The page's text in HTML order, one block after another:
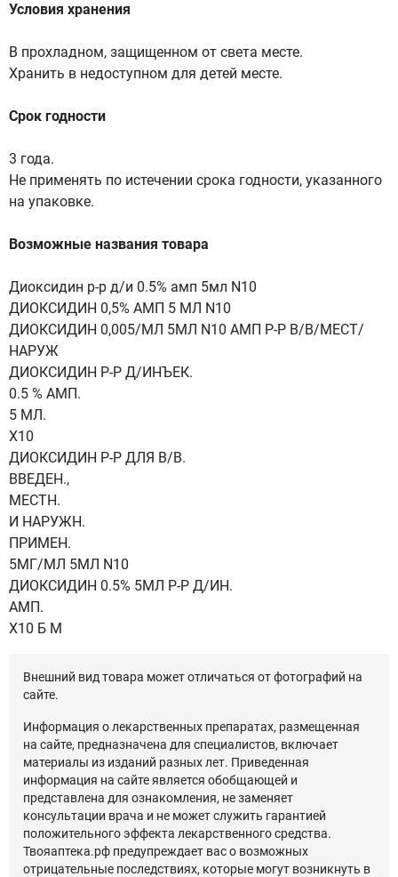
Условия хранения
В прохладном, защищенном от света месте.
Хранить в недоступном для детей месте.
Срок годности
3 года.
Не применять по истечении срока годности, указанного
на упаковке.
Возможные названия товара
Диоксидин р-р д/и 0.5% амп 5мл N10
ДИОКСИДИН 0,5% АМП 5 МЛ N10
ДИОКСИДИН 0,005/МЛ 5МЛ N10 АМП Р-Р В/В/МЕСТ/
НАРУЖ
ДИОКСИДИН Р-Р Д/ИНЪЕК.
0.5 % АМП.
5 МЛ.
Х10
ДИОКСИДИН Р-Р ДЛЯ В/В.
ВВЕДЕН.,
МЕСТН.
И НАРУЖН.
ПРИМЕН.
5МГ/МЛ 5МЛ N10
ДИОКСИДИН 0.5% 5МЛ Р-Р Д/ИН.
АМП.
Х10 Б М
Внешний вид товара может отличаться от фотографий на
сайте.
Информация о лекарственных препаратах, размещенная
на сайте, предназначена для специалистов, включает
материалы из изданий разных лет. Приведенная
информация на сайте является обобщающей и
представлена для ознакомления, не заменяет
консультации врача и не может служить гарантией
положительного эффекта лекарственного средства.
Твояаптека.рф предупреждает вас о возможных
отрицательные последствиях, которые могут возникнуть в